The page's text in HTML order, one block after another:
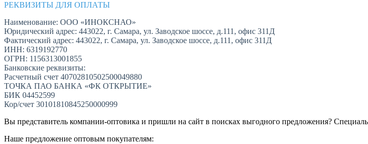
РЕКВИЗИТЫ ДЛЯ ОПЛАТЫ
Наименование: ООО «ИНОКСНАО»
Юридический адрес: 443022, г. Самара, ул. Заводское шоссе, д.111, офис 311Д
Фактический адрес: 443022, г. Самара, ул. Заводское шоссе, д.111, офис 311Д
ИНН: 6319192770
ОГРН: 1156313001855
Банковские реквизиты:
Расчетный счет 40702810502500049880
ТОЧКА ПАО БАНКА «ФК ОТКРЫТИЕ»
БИК 04452599
Кор/счет 30101810845250000999
Вы представитель компании-оптовика и пришли на сайт в поисках выгодного предложения?
Наше предложение оптовым покупателям: